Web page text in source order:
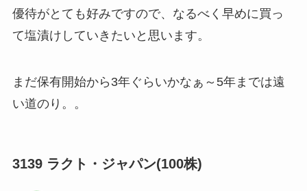
優待がとても好みですので、なるべく早めに買っ
て塩漬けしていきたいと思います。
まだ保有開始から3年ぐらいかなぁ～5年までは遠
い道のり。。
3139 ラクト・ジャパン(100株)